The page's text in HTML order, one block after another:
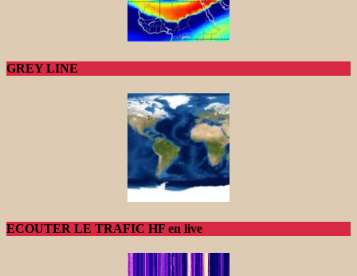
GREY LINE
ECOUTER LE TRAFIC HF en live